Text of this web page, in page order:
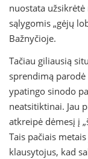
nuostata
sąlygomis „gėjų
Bažnyčioje.
Tačiau giliausią
sprendimą
ypatingo sinodo
neatsitiktinai. Jau
atkreipė dėmesį į
Tais pačiais
klausytojus, kad